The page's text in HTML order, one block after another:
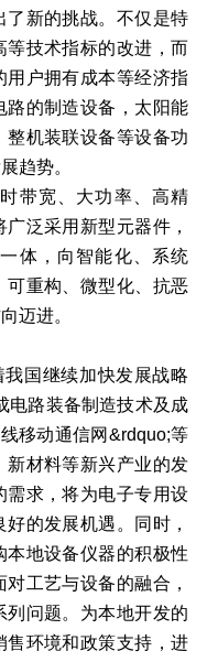
了新的挑战。不仅是特
等技术指标的改进，而
用户拥有成本等经济指
路的制造设备，太阳能
整机装联设备等设备功
趋势。
宽、大功率、高精
泛采用新型元器件，
体，向智能化、系统
可重构、微型化、抗恶
迈进。
国继续加快发展战略
电路装备制造技术及成
移动通信网&rdquo;等
新材料等新兴产业的发
需求，将为电子专用设
的发展机遇。同时，
本地设备仪器的积极性
工艺与设备的融合，
列问题。为本地开发的
售环境和政策支持，进